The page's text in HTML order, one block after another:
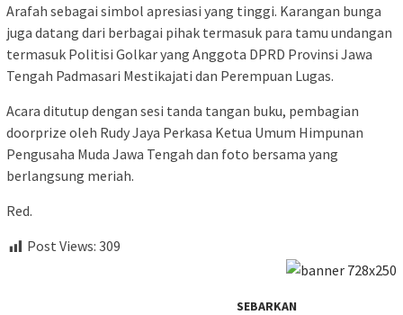
Arafah sebagai simbol apresiasi yang tinggi. Karangan bunga
juga datang dari berbagai pihak termasuk para tamu undangan
termasuk Politisi Golkar yang Anggota DPRD Provinsi Jawa
Tengah Padmasari Mestikajati dan Perempuan Lugas.
Acara ditutup dengan sesi tanda tangan buku, pembagian
doorprize oleh Rudy Jaya Perkasa Ketua Umum Himpunan
Pengusaha Muda Jawa Tengah dan foto bersama yang
berlangsung meriah.
Red.
Post Views: 309
SEBARKAN